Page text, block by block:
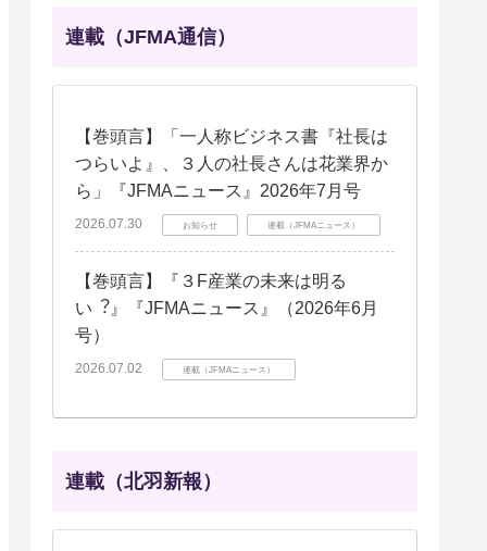
連載（JFMA通信）
【巻頭言】「一人称ビジネス書『社長は
つらいよ』、３人の社長さんは花業界か
ら」『JFMAニュース』2026年7月号
2026.07.30 お知らせ 連載（JFMAニュース）
【巻頭言】『３F産業の未来は明る
い︖』『JFMAニュース』（2026年6月
号）
2026.07.02 連載（JFMAニュース）
連載（北羽新報）